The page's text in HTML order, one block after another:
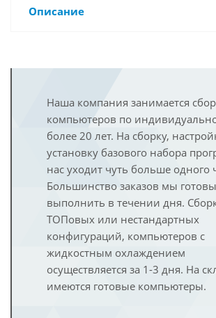
Описание
Наша компания занимается
компьютеров по
более 20 лет. На сборку,
установку базового набора
нас уходит чуть больше одного
Большинство заказов мы готовы
выполнить в течении дня.
ТОПовых или нестандартных
конфигураций, компьютеров с
жидкостным охлаждением
осуществляется за 1-3 дня. На
имеются готовые компьютеры.